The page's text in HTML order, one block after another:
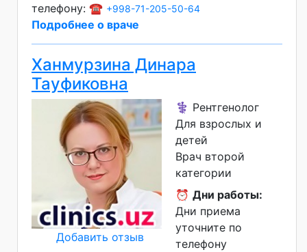
телефону: ☎️ +998-71-205-50-64
Подробнее о враче
Ханмурзина Динара
Тауфиковна
Добавить отзыв
⚕️ Рентгенолог
Для взрослых и
детей
Врач второй
категории
⏰ Дни работы:
Дни приема
уточните по
телефону